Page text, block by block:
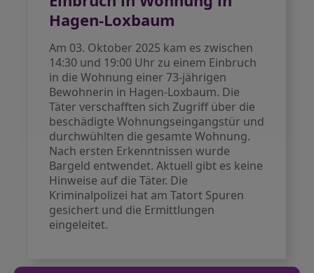
Hagen-Loxbaum
Am 03. Oktober 2025 kam es zwischen
14:30 und 19:00 Uhr zu einem Einbruch
in die Wohnung einer 73-jährigen
Bewohnerin in Hagen-Loxbaum. Die
Täter verschafften sich Zugriff über die
beschädigte Wohnungseingangstür und
durchwühlten die gesamte Wohnung.
Nach ersten Erkenntnissen wurde
Bargeld entwendet. Aktuell gibt es keine
Hinweise auf die Täter. Die
Kriminalpolizei hat am Tatort Spuren
gesichert und die Ermittlungen
eingeleitet.